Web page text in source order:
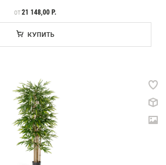
ЦЕНА
ОТ21 148,00 Р.
КУПИТЬ